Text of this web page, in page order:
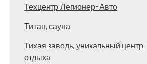
Техцентр Легионер-Авто
Титан, сауна
Тихая заводь, уникальный центр
отдыха